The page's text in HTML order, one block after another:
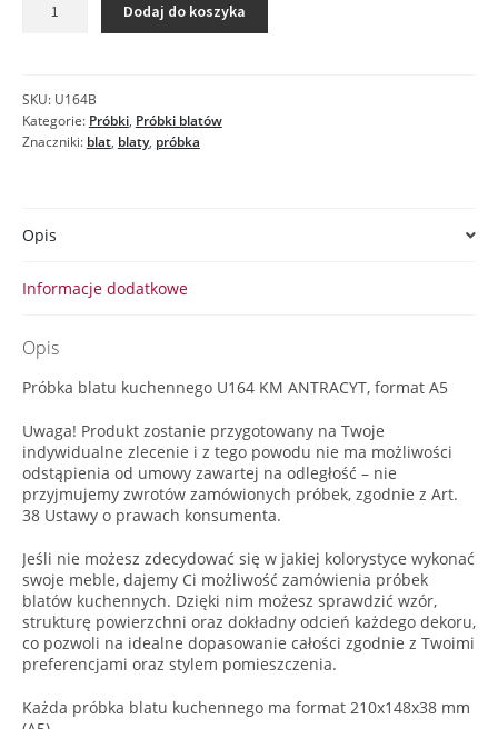
U164
Próbka
blatu
Dodaj do koszyka
SKU: U164B
Kategorie: Próbki, Próbki blatów
Znaczniki: blat, blaty, próbka
Opis
Informacje dodatkowe
Opis
Próbka blatu kuchennego U164 KM ANTRACYT, format A5
Uwaga! Produkt zostanie przygotowany na Twoje
indywidualne zlecenie i z tego powodu nie ma możliwości
odstąpienia od umowy zawartej na odległość – nie
przyjmujemy zwrotów zamówionych próbek, zgodnie z Art.
38 Ustawy o prawach konsumenta.
Jeśli nie możesz zdecydować się w jakiej kolorystyce wykonać
swoje meble, dajemy Ci możliwość zamówienia próbek
blatów kuchennych. Dzięki nim możesz sprawdzić wzór,
strukturę powierzchni oraz dokładny odcień każdego dekoru,
co pozwoli na idealne dopasowanie całości zgodnie z Twoimi
preferencjami oraz stylem pomieszczenia.
Każda próbka blatu kuchennego ma format 210x148x38 mm